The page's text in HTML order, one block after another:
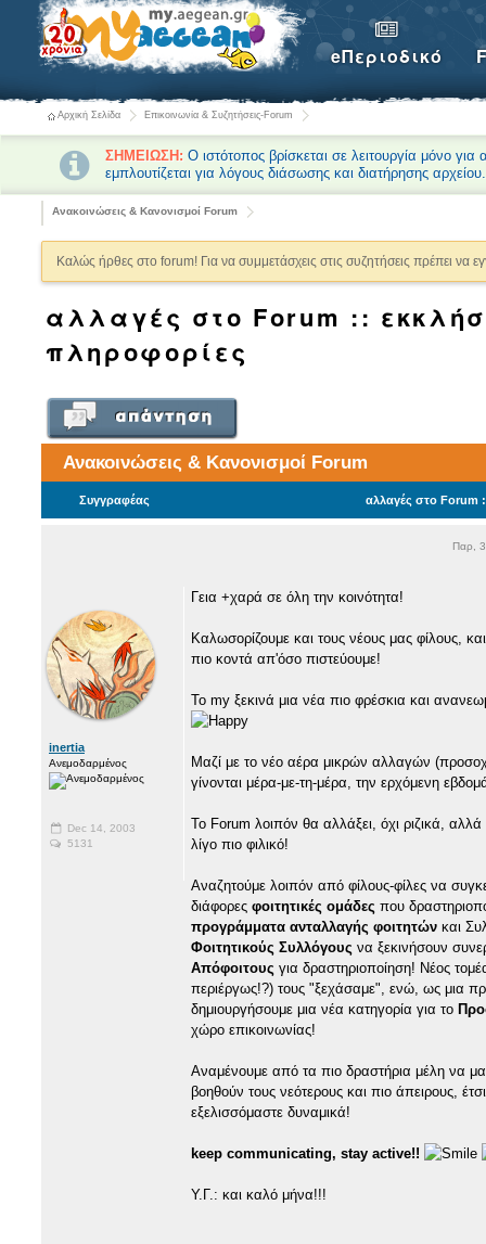
eΠεριοδικό
Αρχική Σελίδα Επικοινωνία & Συζητήσεις-Forum
ΣΗΜΕΙΩΣΗ: Ο ιστότοπος βρίσκεται σε λειτουργία μόνο
εμπλουτίζεται για λόγους διάσωσης και διατήρησης αρχείου.
Ανακοινώσεις & Κανονισμοί Forum
Καλώς ήρθες στο forum! Για να συμμετάσχεις στις συζητήσεις πρέπει να
αλλαγές στο Forum ::
πληροφορίες
Ανακοινώσεις & Κανονισμοί Forum
Συγγραφέας αλλαγές στο Forum
Παρ,
inertia
Ανεμοδαρμένος
Dec 14, 2003
5131
Γεια +χαρά σε όλη την κοινότητα!
Καλωσορίζουμε και τους νέους μας φίλους,
πιο κοντά απ'όσο πιστεύουμε!
Το my ξεκινά μια νέα πιο φρέσκια και
Μαζί με το νέο αέρα μικρών αλλαγών
γίνονται μέρα-με-τη-μέρα, την ερχόμενη
Το Forum λοιπόν θα αλλάξει, όχι ριζικά,
λίγο πιο φιλικό!
Αναζητούμε λοιπόν από φίλους-φίλες να
διάφορες φοιτητικές ομάδες που
προγράμματα ανταλλαγής φοιτητών και
Φοιτητικούς Συλλόγους να ξεκινήσουν
Απόφοιτους για δραστηριοποίηση! Νέος
περιέργως!?) τους "ξεχάσαμε", ενώ, ως μια
δημιουργήσουμε μια νέα κατηγορία για το
χώρο επικοινωνίας!
Αναμένουμε από τα πιο δραστήρια μέλη να
βοηθούν τους νεότερους και πιο άπειρους,
εξελισσόμαστε δυναμικά!
keep communicating, stay active!!
Υ.Γ.: και καλό μήνα!!!